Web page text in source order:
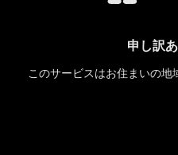
申し訳
このサービスはお住まいの地